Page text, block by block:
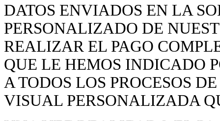
DATOS ENVIADOS EN LA
PERSONALIZADO DE
REALIZAR EL PAGO
QUE LE HEMOS INDICADO
A TODOS LOS PROCESOS
VISUAL PERSONALIZADA